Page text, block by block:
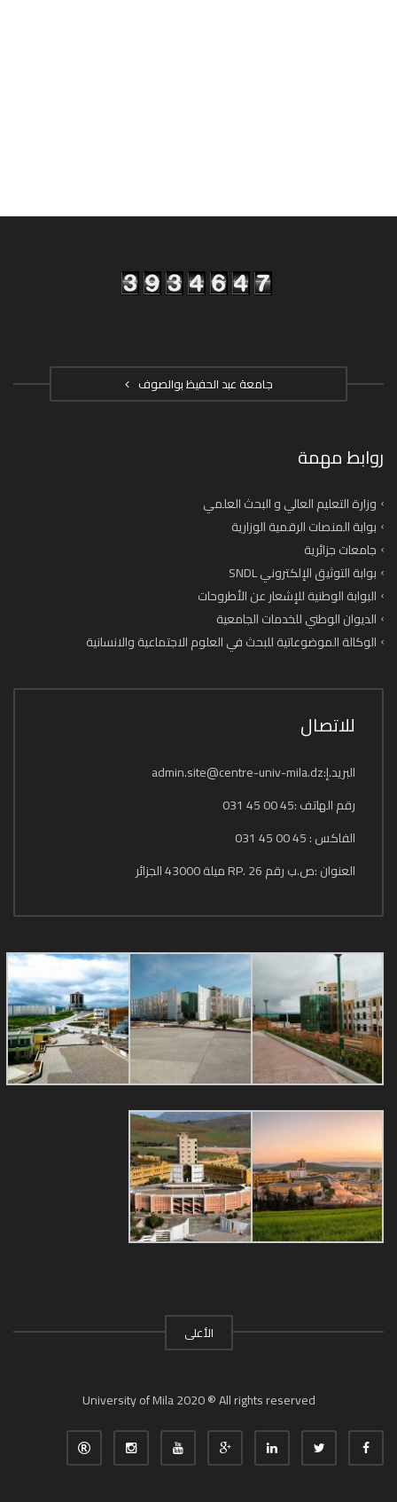
جامعة عبد الحفيظ بوالصوف
روابط مهمة
وزارة التعليم العالي و البحث العلمي
بوابة المنصات الرقمية الوزارية
جامعات جزائرية
بوابة التوثيق الإلكتروني SNDL
البوابة الوطنية للإشعار عن الأطروحات
الديوان الوطني للخدمات الجامعية
الوكالة الموضوعاتية للبحث في العلوم الاجتماعية والانسانية
للاتصال
البريد.إ:admin.site@centre-univ-mila.dz
رقم الهاتف :45 00 45 031
الفاكس : 45 00 45 031
العنوان :ص.ب رقم 26 .RP ميلة 43000 الجزائر
الأعلى
University of Mila 2020 ® All rights reserved